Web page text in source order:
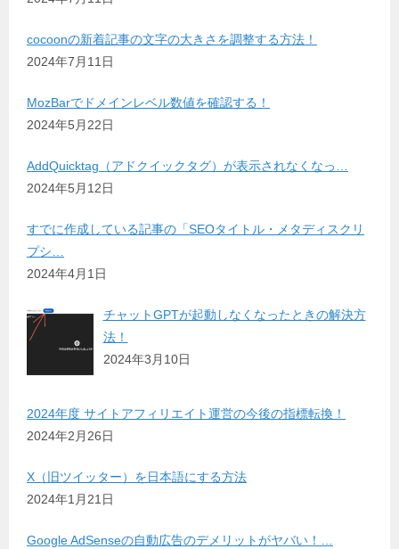
cocoonの新着記事の文字の大きさを調整する方法！
2024年7月11日
MozBarでドメインレベル数値を確認する！
2024年5月22日
AddQuicktag（アドクイックタグ）が表示されなくなっ…
2024年5月12日
すでに作成している記事の「SEOタイトル・メタディスクリ
プシ…
2024年4月1日
チャットGPTが起動しなくなったときの解決方
法！
2024年3月10日
2024年度 サイトアフィリエイト運営の今後の指標転換！
2024年2月26日
X（旧ツイッター）を日本語にする方法
2024年1月21日
Google AdSenseの自動広告のデメリットがヤバい！…